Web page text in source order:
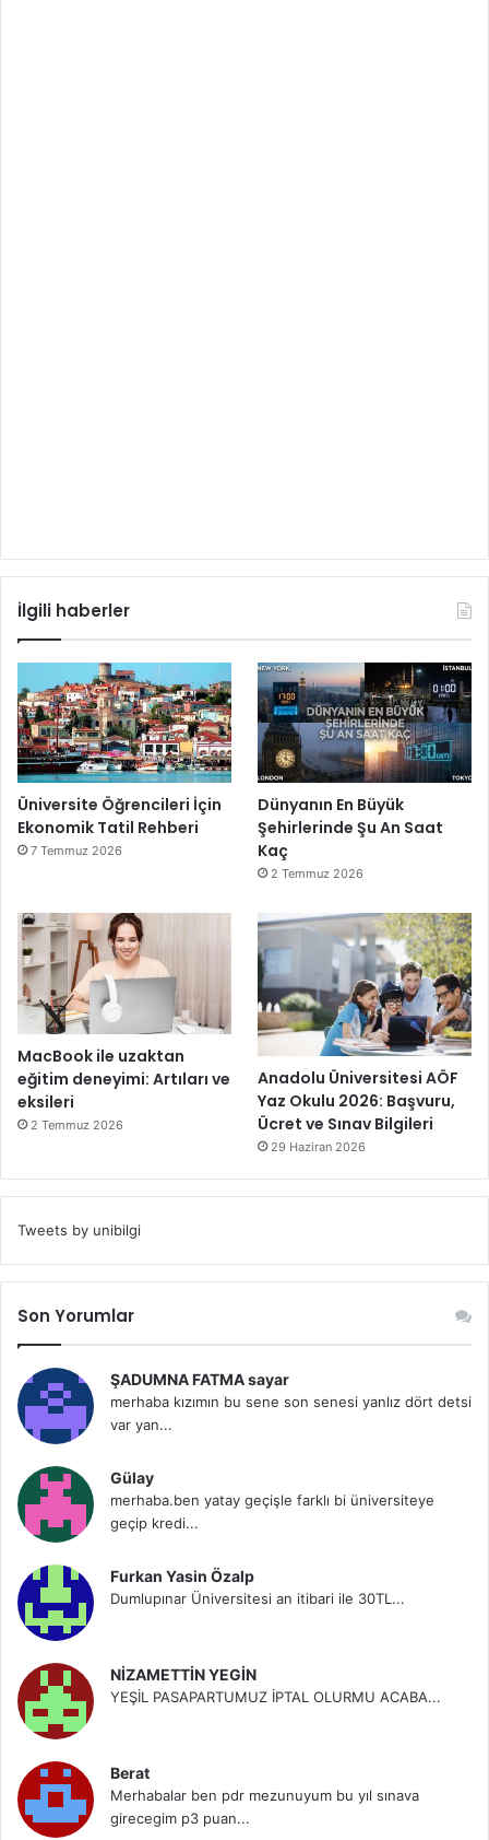
İlgili haberler
Üniversite Öğrencileri İçin
Ekonomik Tatil Rehberi
7 Temmuz 2026
Dünyanın En Büyük
Şehirlerinde Şu An Saat
Kaç
2 Temmuz 2026
MacBook ile uzaktan
eğitim deneyimi: Artıları ve
eksileri
2 Temmuz 2026
Anadolu Üniversitesi AÖF
Yaz Okulu 2026: Başvuru,
Ücret ve Sınav Bilgileri
29 Haziran 2026
Tweets by unibilgi
Son Yorumlar
ŞADUMNA FATMA sayar
merhaba kızımın bu sene son senesi yanlız dört detsi
var yan...
Gülay
merhaba.ben yatay geçişle farklı bi üniversiteye
geçip kredi...
Furkan Yasin Özalp
Dumlupınar Üniversitesi an itibari ile 30TL...
NİZAMETTİN YEGİN
YEŞİL PASAPARTUMUZ İPTAL OLURMU ACABA...
Berat
Merhabalar ben pdr mezunuyum bu yıl sınava
girecegim p3 puan...